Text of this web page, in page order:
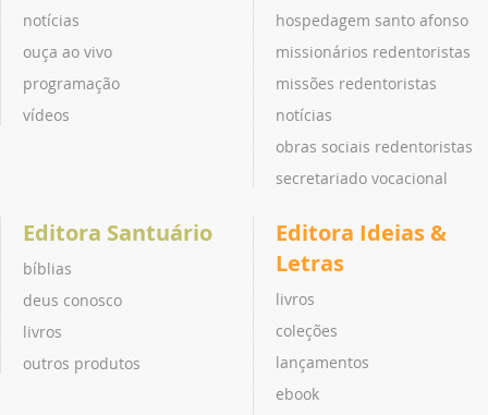
notícias
ouça ao vivo
programação
vídeos
hospedagem santo afonso
missionários redentoristas
missões redentoristas
notícias
obras sociais redentoristas
secretariado vocacional
Editora Santuário
bíblias
deus conosco
livros
outros produtos
Editora Ideias &
Letras
livros
coleções
lançamentos
ebook